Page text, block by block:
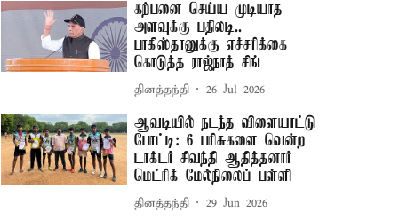
கற்பனை செய்ய முடியாத
அளவுக்கு பதிலடி..
பாகிஸ்தானுக்கு எச்சரிக்கை
கொடுத்த ராஜ்நாத் சிங்
தினத்தந்தி 26 Jul 2026
ஆவடியில் நடந்த விளையாட்டு
போட்டி: 6 பரிசுகளை வென்ற
டாக்டர் சிவந்தி ஆதித்தனார்
மெட்ரிக் மேல்நிலைப் பள்ளி
தினத்தந்தி 29 Jun 2026